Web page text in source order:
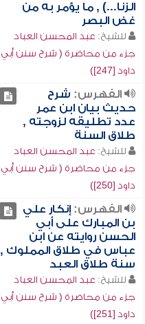
الزنا...) , ما يؤمر به من
غض البصر
للشيخ: عبد المحسن العباد
جزء من محاضرة ( شرح سنن أبي
داود [247])
الفهرس: شرح
حديث بيان ابن عمر
عدد تطليقه لزوجته ,
طلاق السنة
للشيخ: عبد المحسن العباد
جزء من محاضرة ( شرح سنن أبي
داود [250])
الفهرس:إنكار علي
بن المبارك على أبي
الحسن روايته عن ابن
عباس في طلاق المملوك ,
سنة طلاق العبد
للشيخ: عبد المحسن العباد
جزء من محاضرة ( شرح سنن أبي
داود [251])